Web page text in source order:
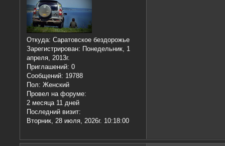
Откуда: Саратовское бездорожье
Зарегистрирован: Понедельник, 1
апреля, 2013г.
Приглашений: 0
Сообщений: 19788
Пол: Женский
Провел на форуме:
2 месяца 11 дней
Последний визит:
Вторник, 28 июля, 2026г. 10:18:00